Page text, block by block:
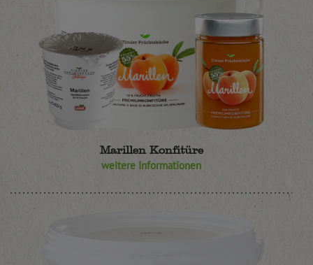
Marillen Konfitüre
weitere Informationen